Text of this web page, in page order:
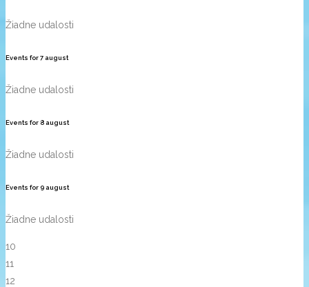
Žiadne udalosti
Events for7 august
Žiadne udalosti
Events for 8 august
Žiadne udalosti
Events for9 august
Žiadne udalosti
10
11
12